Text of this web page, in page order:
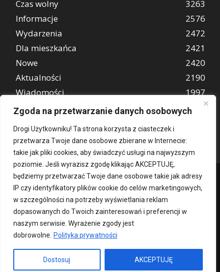
Zgoda na przetwarzanie danych osobowych
Drogi Użytkowniku! Ta strona korzysta z ciasteczek i
przetwarza Twoje dane osobowe zbierane w Internecie:
takie jak pliki cookies, aby świadczyć usługi na najwyższym
poziomie. Jeśli wyrazisz zgodę klikając AKCEPTUJĘ,
będziemy przetwarzać Twoje dane osobowe takie jak adresy
IP czy identyfikatory plików cookie do celów marketingowych,
w szczególności na potrzeby wyświetlania reklam
dopasowanych do Twoich zainteresowań i preferencji w
naszym serwisie. Wyrażenie zgody jest
dobrowolne.
Polityka prywatności
Dostosuj AKCEPTUJĘ
Czas wolny
3263
Informacje
2576
Wydarzenia
2472
Dla mieszkańca
2421
Nowe
2420
Aktualności
2190
Wiadomości
1997
REKLAMA
849
Kontakt O nas Patronat medialny